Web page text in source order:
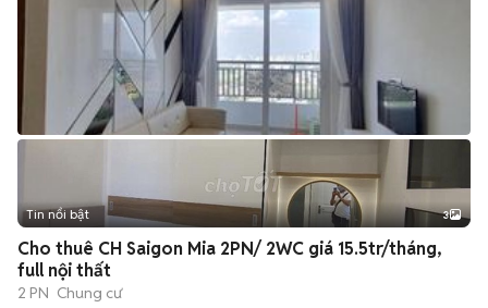
Tin nổi bật 3
Cho thuê CH Saigon Mia 2PN/ 2WC giá 15.5tr/tháng,
full nội thất
2 PN Chung cư